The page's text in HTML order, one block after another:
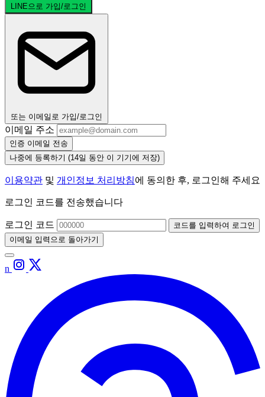
LINE으로 가입/로그인
또는 이메일로 가입/로그인
이메일 주소
인증 이메일 전송
나중에 등록하기 (14일 동안 이 기기에 저장)
이용약관 및 개인정보 처리방침에 동의한 후, 로그인해 주세요
로그인 코드를 전송했습니다
로그인 코드
코드를 입력하여 로그인
이메일 입력으로 돌아가기
n